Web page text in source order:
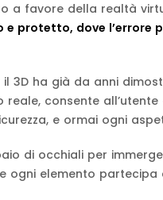
a favore della realtà
protetto, dove l’errore
il 3D ha già da anni
reale, consente
e ormai ogni
di occhiali per
ogni elemento